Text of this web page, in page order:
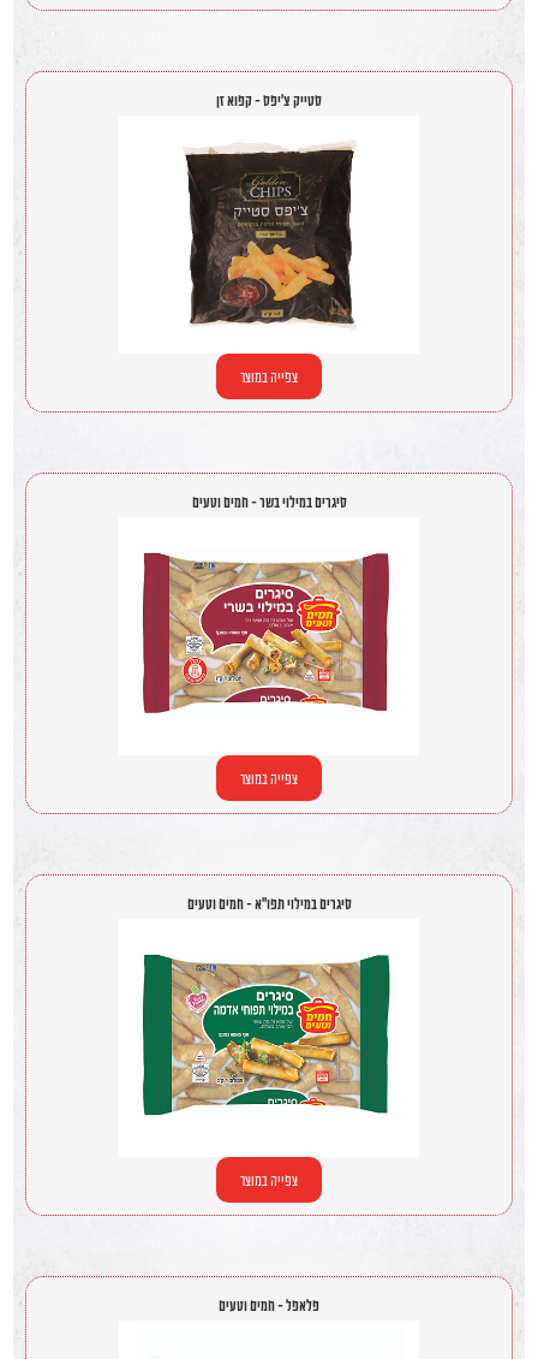
סטייק צ'יפס - קפוא זן
צפייה במוצר
סיגרים במילוי בשר - חמים וטעים
צפייה במוצר
סיגרים במילוי תפו"א - חמים וטעים
צפייה במוצר
פלאפל - חמים וטעים